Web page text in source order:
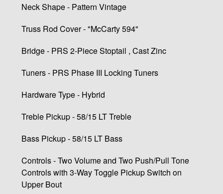
Neck Shape - Pattern Vintage
Truss Rod Cover - "McCarty 594"
Bridge - PRS 2-Piece Stoptail , Cast Zinc
Tuners - PRS Phase III Locking Tuners
Hardware Type - Hybrid
Treble Pickup - 58/15 LT Treble
Bass Pickup - 58/15 LT Bass
Controls - Two Volume and Two Push/Pull Tone
Controls with 3-Way Toggle Pickup Switch on
Upper Bout